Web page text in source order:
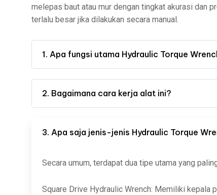
melepas baut atau mur dengan tingkat akurasi dan
terlalu besar jika dilakukan secara manual.
1. Apa fungsi utama Hydraulic Torque
2. Bagaimana cara kerja alat ini?
3. Apa saja jenis-jenis Hydraulic Torque
Secara umum, terdapat dua tipe utama yang
Square Drive Hydraulic Wrench: Memiliki kepala